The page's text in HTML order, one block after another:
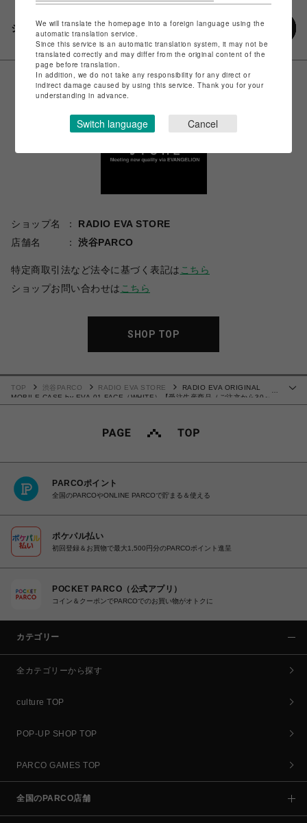
シェアする
ショップ名
RADIO EVA STORE
店舗名
渋谷PARCO
特定商取引法など法令に基づく表記は こちら
ショップお問い合わせは こちら
SHOP TOP
TOP 渋谷PARCO RADIO EVA STORE
RADIO EVA ORIGINAL
MOBILE CASE by EVA-01 FACE（WHITE）【受注生産商品（ご注文から30～
50日でお届け予定）】
PARCOポイント
全国のPARCOやONLINE PARCOで貯まる＆使える
ポケパル払い
初回登録＆お買物で最大1,500円分のPARCOポイント進呈
POCKET PARCO（公式アプリ）
コイン＆クーポンでPARCOでのお買い物がオトクに
カテゴリー
全カテゴリーから探す
culture TOP
POP-UP SHOP TOP
PARCO GAMES TOP
全国のPARCO店舗
We will translate the homepage into a foreign language using the
automatic translation service.
Since this service is an automatic translation system, it may not be
translated correctly and may differ from the original content of the
page before translation.
In addition, we do not take any responsibility for any direct or
indirect damage caused by using this service. Thank you for your
understanding in advance.
Switch language Cancel